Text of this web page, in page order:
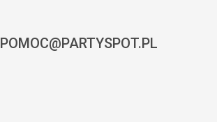
POMOC@PARTYSPOT.PL